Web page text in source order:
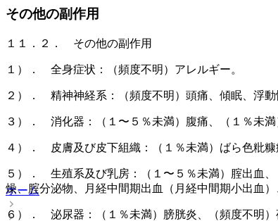
その他の副作用
１１．２． その他の副作用
１）． 全身症状：（頻度不明）アレルギー。
２）． 精神神経系：（頻度不明）頭痛、傾眠、浮
３）． 消化器：（１〜５％未満）腹痛、（１％未
４）． 皮膚及び皮下組織：（１％未満）ばら色粃糠
５）． 生殖系及び乳房：（１〜５％未満）腟出血
燥、腟分泌物、月経中間期出血（月経中間期小出血）
６）． 泌尿器：（１％未満）膀胱炎、（頻度不明）
ホーム